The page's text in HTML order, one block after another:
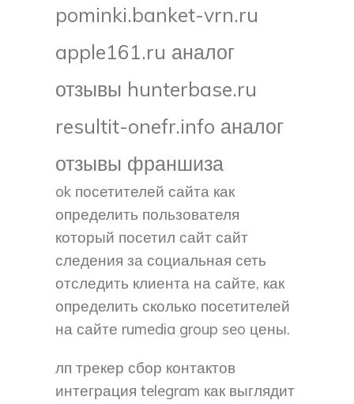
pominki.banket-vrn.ru
apple161.ru аналог
отзывы hunterbase.ru
resultit-onefr.info аналог
отзывы франшиза
ok посетителей сайта как
определить пользователя
который посетил сайт сайт
следения за социальная сеть
отследить клиента на сайте, как
определить сколько посетителей
на сайте rumedia group seo цены.
лп трекер сбор контактов
интеграция telegram как выглядит